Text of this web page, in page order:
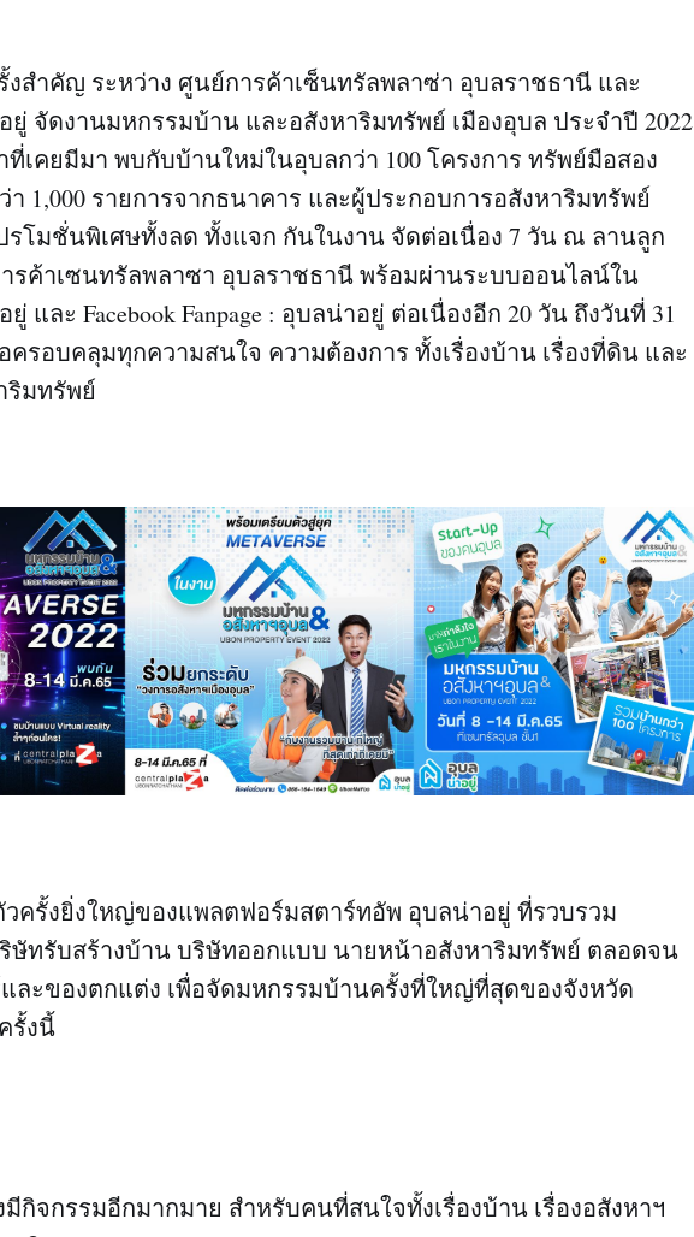
สำคัญ ระหว่าง ศูนย์การค้าเซ็นทรัลพลาซ่า อุบลราชธานี และ
ยู่ จัดงานมหกรรมบ้าน และอสังหาริมทรัพย์ เมืองอุบล ประจำปี 2022
เคยมีมา พบกับบ้านใหม่ในอุบลกว่า 100 โครงการ ทรัพย์มือสอง
า 1,000 รายการจากธนาคาร และผู้ประกอบการอสังหาริมทรัพย์
โมชั่นพิเศษทั้งลด ทั้งแจก กันในงาน จัดต่อเนื่อง 7 วัน ณ ลานลูก
รค้าเซนทรัลพลาซา อุบลราชธานี พร้อมผ่านระบบออนไลน์ใน
และ Facebook Fanpage : อุบลน่าอยู่ ต่อเนื่องอีก 20 วัน ถึงวันที่ 31
ครอบคลุมทุกความสนใจ ความต้องการ ทั้งเรื่องบ้าน เรื่องที่ดิน และ
ริมทรัพย์
วครั้งยิ่งใหญ่ของแพลตฟอร์มสตาร์ทอัพ อุบลน่าอยู่ ที่รวบรวม
ษัทรับสร้างบ้าน บริษัทออกแบบ นายหน้าอสังหาริมทรัพย์ ตลอดจน
ละของตกแต่ง เพื่อจัดมหกรรมบ้านครั้งที่ใหญ่ที่สุดของจังหวัด
รั้งนี้
กิจกรรมอีกมากมาย สำหรับคนที่สนใจทั้งเรื่องบ้าน เรื่องอสังหาฯ